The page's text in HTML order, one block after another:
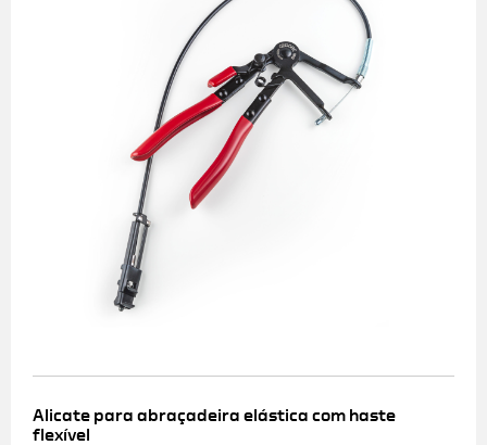
Alicate para abraçadeira elástica com haste
flexível